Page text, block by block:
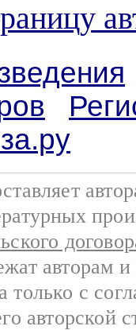
авторам
с
авторской